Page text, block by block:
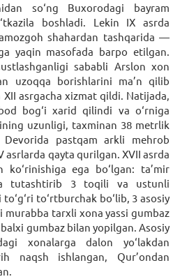
so‘ng Buxorodagi bayram
boshladi. Lekin IX asrda
shahardan tashqarida —
yaqin masofada barpo etilgan.
sababli Arslon xon
uzoqqa borishlarini ma’n qilib
XII asrgacha xizmat qildi. Natijada,
bog‘i xarid qilindi va o‘rniga
uzunligi, taxminan 38 metrlik
pastqam arkli mehrob
asrlarda qayta qurilgan. XVII asrda
ko‘rinishiga ega bo‘lgan: ta’mir
tutashtirib 3 toqili va ustunli
to‘rtburchak bo‘lib, 3 asosiy
murabba tarxli xona yassi gumbaz
gumbaz bilan yopilgan. Asosiy
xonalarga dalon yo‘lakdan
naqsh ishlangan, Qur’ondan